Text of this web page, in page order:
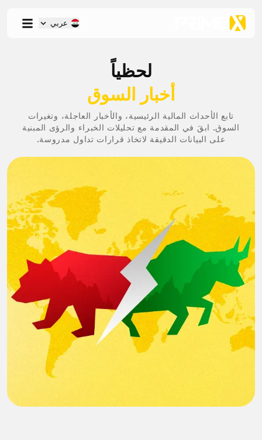
عربي
لحظياً
أخبار السوق
تابع الأحداث المالية الرئيسية، والأخبار العاجلة، وتغيرات
السوق. ابقَ في المقدمة مع تحليلات الخبراء والرؤى المبنية
على البيانات الدقيقة لاتخاذ قرارات تداول مدروسة.